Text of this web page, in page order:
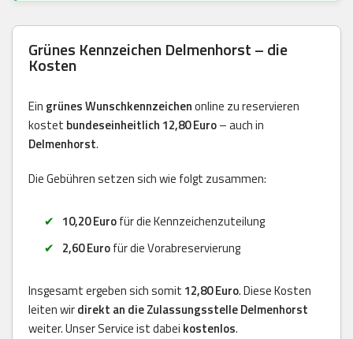
Grünes Kennzeichen Delmenhorst – die
Kosten
Ein grünes Wunschkennzeichenonline zu reservieren
kostet bundeseinheitlich 12,80 Euro– auch in
Delmenhorst.
Die Gebühren setzen sich wie folgt zusammen:
10,20 Eurofür die Kennzeichenzuteilung
2,60 Eurofür die Vorabreservierung
Insgesamt ergeben sich somit 12,80 Euro. Diese Kosten
leiten wirdirekt an die Zulassungsstelle Delmenhorst
weiter. Unser Service ist dabei kostenlos.